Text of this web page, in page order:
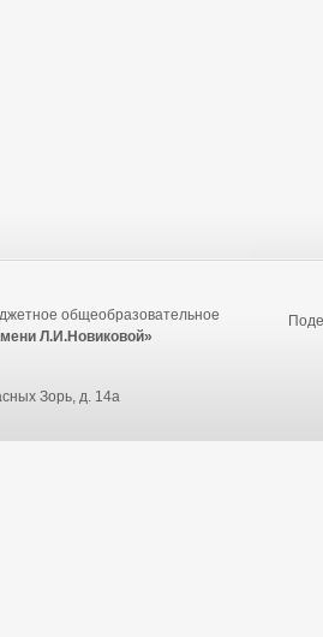
общеобразовательное
Л.И.Новиковой»
Зорь, д. 14а